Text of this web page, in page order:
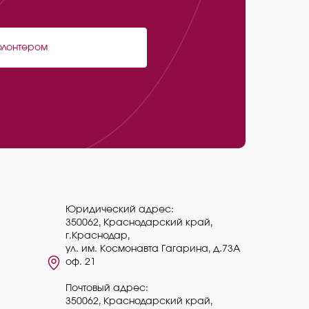
Юридический адрес:
350062, Краснодарский край,
г.Краснодар,
ул. им. Космонавта Гагарина, д.73А
оф. 21
Почтовый адрес:
350062, Краснодарский край,